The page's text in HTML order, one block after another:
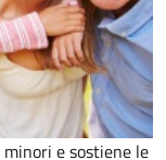
e sostiene le